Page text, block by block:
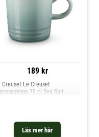
189 kr
Läs mer här
Creuset Le Creuset
10 cl Sea Salt